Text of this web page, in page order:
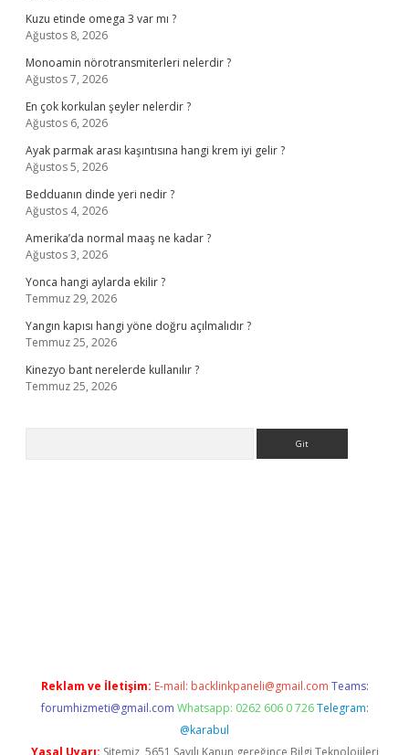
Kuzu etinde omega 3 var mı ?
Ağustos 8, 2026
Monoamin nörotransmiterleri nelerdir ?
Ağustos 7, 2026
En çok korkulan şeyler nelerdir ?
Ağustos 6, 2026
Ayak parmak arası kaşıntısına hangi krem iyi gelir ?
Ağustos 5, 2026
Bedduanın dinde yeri nedir ?
Ağustos 4, 2026
Amerika’da normal maaş ne kadar ?
Ağustos 3, 2026
Yonca hangi aylarda ekilir ?
Temmuz 29, 2026
Yangın kapısı hangi yöne doğru açılmalıdır ?
Temmuz 25, 2026
Kinezyo bant nerelerde kullanılır ?
Temmuz 25, 2026
Reklam ve İletişim: E-mail: backlinkpaneli@gmail.com Teams:
forumhizmeti@gmail.com Whatsapp: 0262 606 0 726 Telegram:
@karabul
Yasal Uyarı: Sitemiz, 5651 Sayılı Kanun gereğince Bilgi Teknolojileri